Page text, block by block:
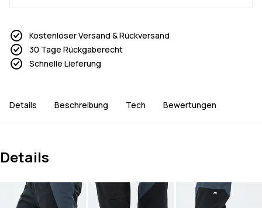
Kostenloser Versand & Rückversand
30 Tage Rückgaberecht
Schnelle Lieferung
Details Beschreibung Tech Bewertungen
Details